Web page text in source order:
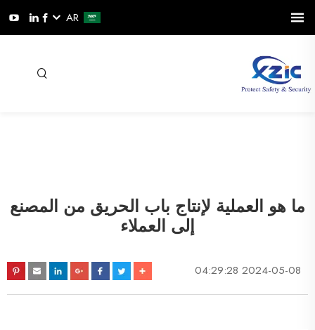
AR
ما هو العملية لإنتاج باب الحريق من المصنع
إلى العملاء
2024-05-08 04:29:28